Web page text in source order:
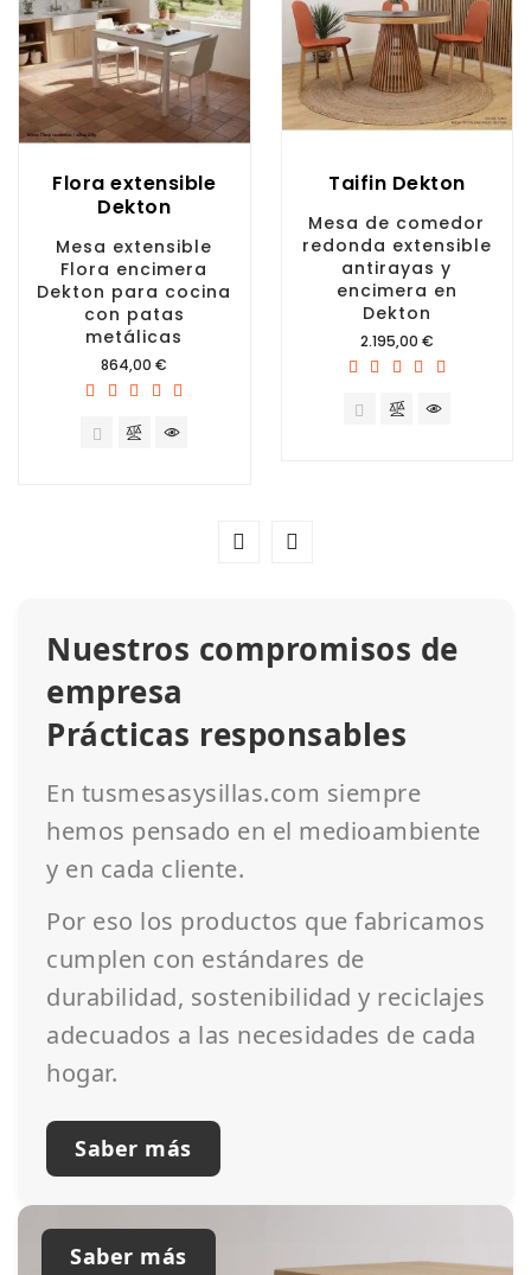
Flora extensible
Dekton
Mesa extensible
Flora encimera
Dekton para cocina
con patas
metálicas
Precio
864,00 €
Taifin Dekton
Mesa de comedor
redonda extensible
antirayas y
encimera en
Dekton
Precio
2.195,00 €
Nuestros compromisos de
empresa
Prácticas responsables
En tusmesasysillas.com siempre
hemos pensado en el medioambiente
y en cada cliente.
Por eso los productos que fabricamos
cumplen con estándares de
durabilidad, sostenibilidad y reciclajes
adecuados a las necesidades de cada
hogar.
Saber más
Saber más